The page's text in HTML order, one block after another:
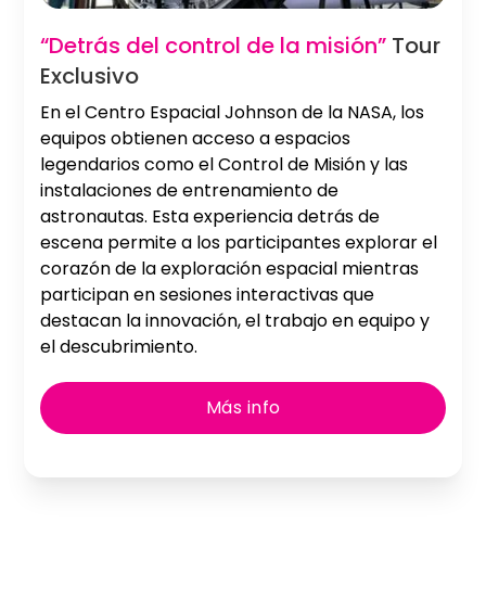
“Detrás del control de la misión” Tour
Exclusivo
En el Centro Espacial Johnson de la NASA, los
equipos obtienen acceso a espacios
legendarios como el Control de Misión y las
instalaciones de entrenamiento de
astronautas. Esta experiencia detrás de
escena permite a los participantes explorar el
corazón de la exploración espacial mientras
participan en sesiones interactivas que
destacan la innovación, el trabajo en equipo y
el descubrimiento.
Más info